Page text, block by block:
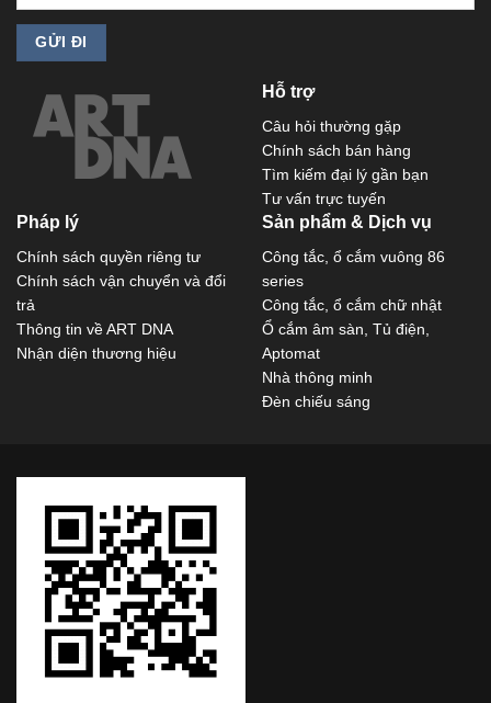
Hỗ trợ
Câu hỏi thường gặp
Chính sách bán hàng
Tìm kiếm đại lý gần bạn
Tư vấn trực tuyến
Pháp lý
Chính sách quyền riêng tư
Chính sách vận chuyển và đổi
trả
Thông tin về ART DNA
Nhận diện thương hiệu
Sản phẩm & Dịch vụ
Công tắc, ổ cắm vuông 86
series
Công tắc, ổ cắm chữ nhật
Ổ cắm âm sàn, Tủ điện,
Aptomat
Nhà thông minh
Đèn chiếu sáng